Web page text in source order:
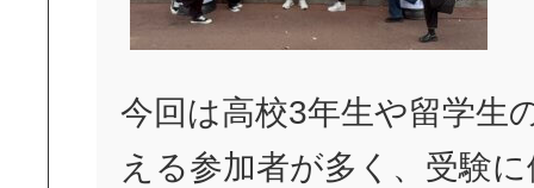
今回は高校3年生や留学生
える参加者が多く、受験